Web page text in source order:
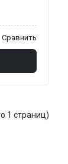
Сравнить
1 страниц)